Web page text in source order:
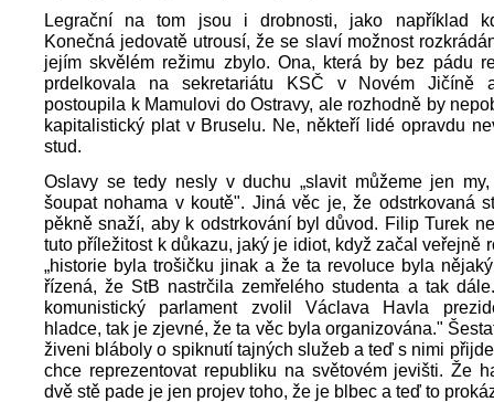
Legrační na tom jsou i drobnosti, jako například
Konečná jedovatě utrousí, že se slaví možnost
jejím skvělém režimu zbylo. Ona, která by bez pádu
prdelkovala na sekretariátu KSČ v Novém Jičíně
postoupila k Mamulovi do Ostravy, ale rozhodně by
kapitalistický plat v Bruselu. Ne, někteří lidé opravdu
stud.
Oslavy se tedy nesly v duchu „slavit můžeme jen
šoupat nohama v koutě". Jiná věc je, že odstrkovaná
pěkně snaží, aby k odstrkování byl důvod. Filip Turek
tuto příležitost k důkazu, jaký je idiot, když začal veřejně
„historie byla trošičku jinak a že ta revoluce byla
řízená, že StB nastrčila zemřelého studenta a tak
komunistický parlament zvolil Václava Havla
hladce, tak je zjevné, že ta věc byla organizována."
živeni bláboly o spiknutí tajných služeb a teď s nimi
chce reprezentovat republiku na světovém jevišti. Že
dvě stě pade je jen projev toho, že je blbec a teď to